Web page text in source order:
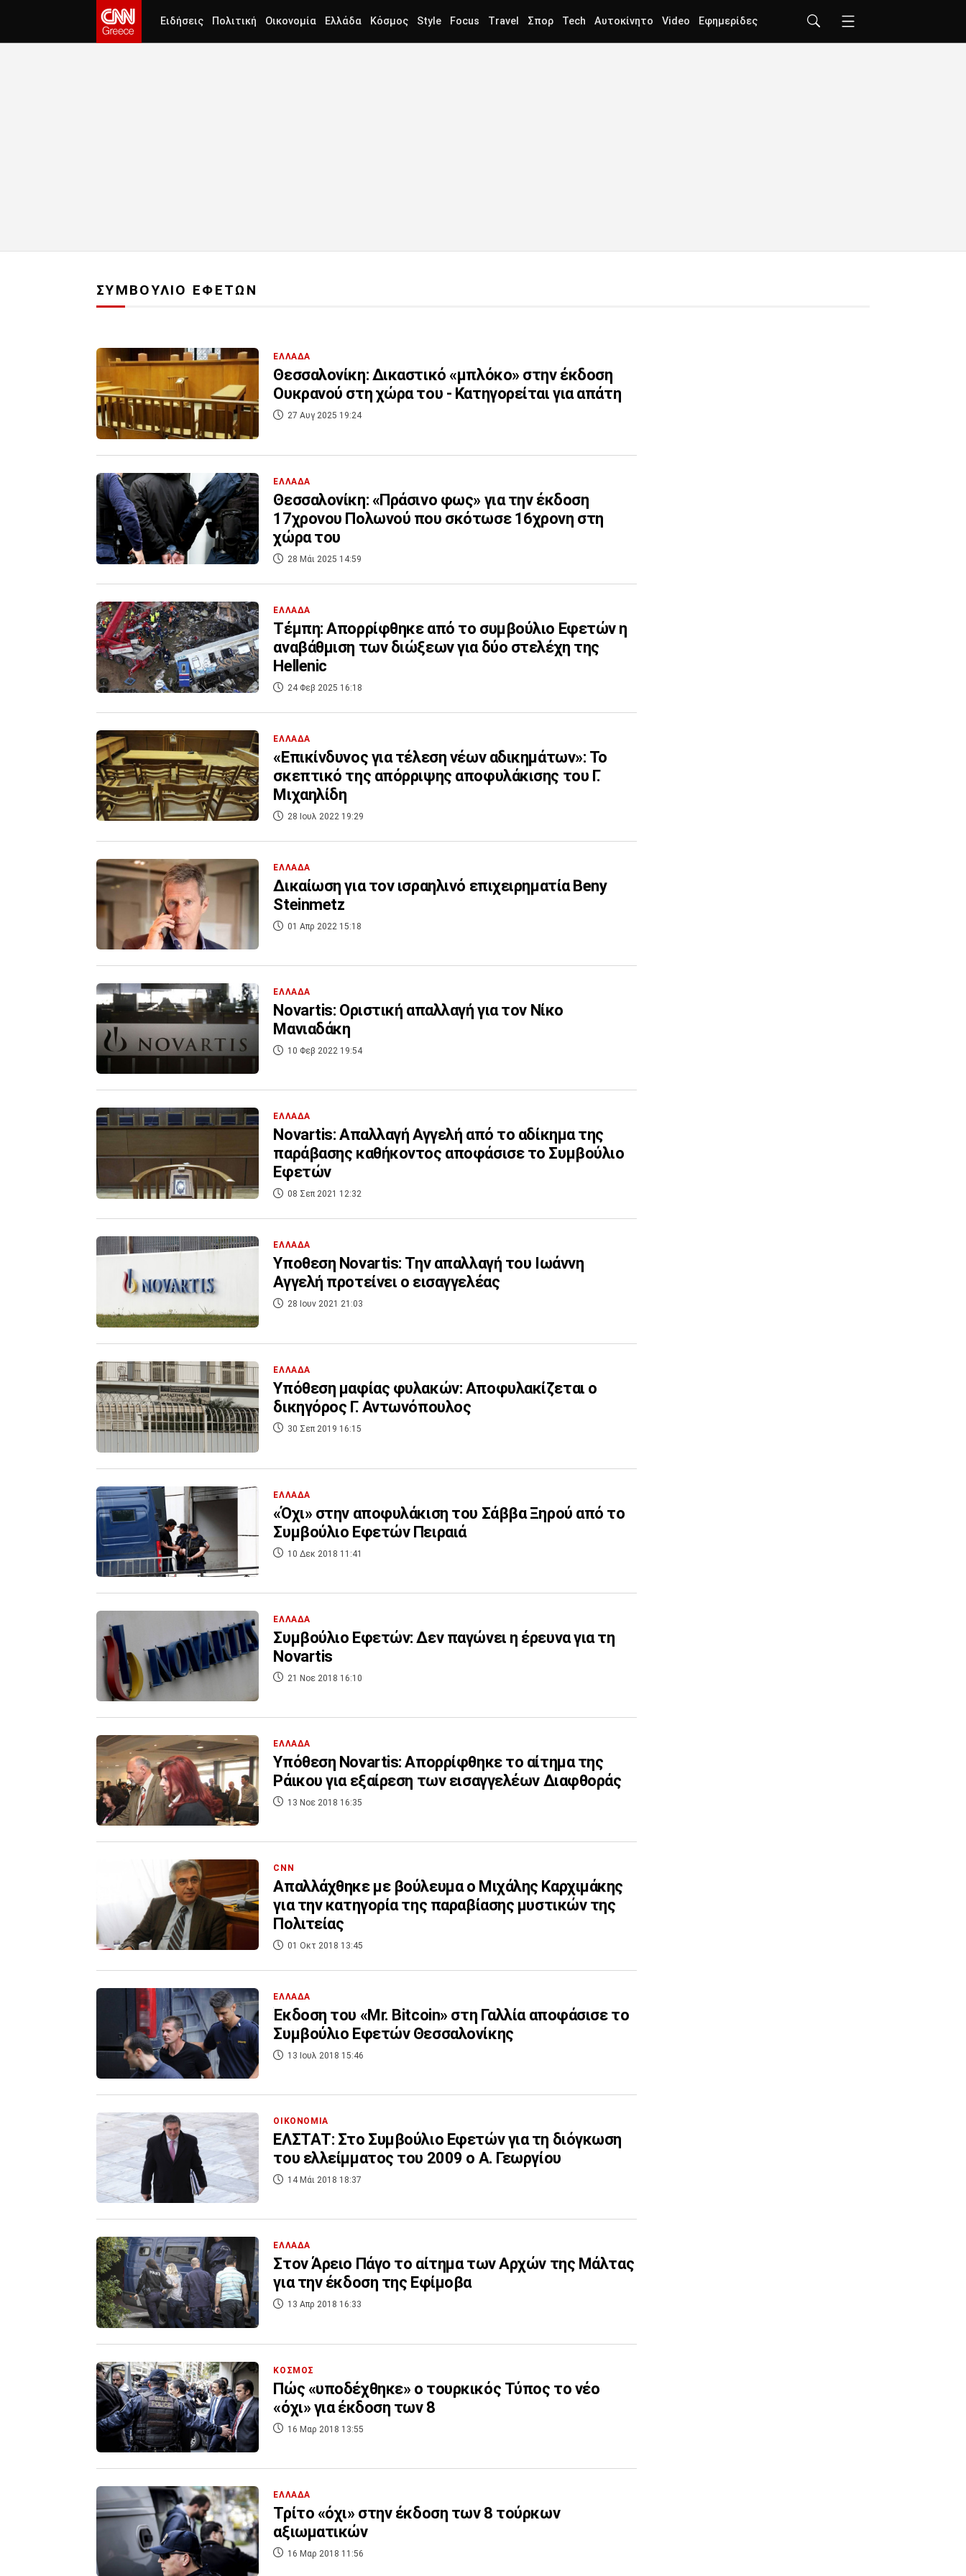
Ειδήσεις Πολιτική Οικονομία Ελλάδα Κόσμος Style Focus Travel Σπορ Tech Αυτοκίνητο Video Εφημερίδες
ΣΥΜΒΟΥΛΙΟ ΕΦΕΤΩΝ
ΕΛΛΑΔΑ
Θεσσαλονίκη: Δικαστικό «μπλόκο» στην έκδοση
Ουκρανού στη χώρα του - Κατηγορείται για απάτη
27 Αυγ 2025 19:24
ΕΛΛΑΔΑ
Θεσσαλονίκη: «Πράσινο φως» για την έκδοση
17χρονου Πολωνού που σκότωσε 16χρονη στη
χώρα του
28 Μάι 2025 14:59
ΕΛΛΑΔΑ
Τέμπη: Απορρίφθηκε από το συμβούλιο Εφετών η
αναβάθμιση των διώξεων για δύο στελέχη της
Hellenic
24 Φεβ 2025 16:18
ΕΛΛΑΔΑ
«Επικίνδυνος για τέλεση νέων αδικημάτων»: Το
σκεπτικό της απόρριψης αποφυλάκισης του Γ.
Μιχαηλίδη
28 Ιουλ 2022 19:29
ΕΛΛΑΔΑ
Δικαίωση για τον ισραηλινό επιχειρηματία Beny
Steinmetz
01 Απρ 2022 15:18
ΕΛΛΑΔΑ
Novartis: Οριστική απαλλαγή για τον Νίκο
Μανιαδάκη
10 Φεβ 2022 19:54
ΕΛΛΑΔΑ
Novartis: Απαλλαγή Αγγελή από το αδίκημα της
παράβασης καθήκοντος αποφάσισε το Συμβούλιο
Εφετών
08 Σεπ 2021 12:32
ΕΛΛΑΔΑ
Υποθεση Novartis: Την απαλλαγή του Ιωάννη
Αγγελή προτείνει ο εισαγγελέας
28 Ιουν 2021 21:03
ΕΛΛΑΔΑ
Υπόθεση μαφίας φυλακών: Αποφυλακίζεται ο
δικηγόρος Γ. Αντωνόπουλος
30 Σεπ 2019 16:15
ΕΛΛΑΔΑ
«Όχι» στην αποφυλάκιση του Σάββα Ξηρού από το
Συμβούλιο Εφετών Πειραιά
10 Δεκ 2018 11:41
ΕΛΛΑΔΑ
Συμβούλιο Εφετών: Δεν παγώνει η έρευνα για τη
Novartis
21 Νοε 2018 16:10
ΕΛΛΑΔΑ
Υπόθεση Novartis: Απορρίφθηκε το αίτημα της
Ράικου για εξαίρεση των εισαγγελέων Διαφθοράς
13 Νοε 2018 16:35
CNN
Απαλλάχθηκε με βούλευμα ο Μιχάλης Καρχιμάκης
για την κατηγορία της παραβίασης μυστικών της
Πολιτείας
01 Οκτ 2018 13:45
ΕΛΛΑΔΑ
Έκδοση του «Mr. Bitcoin» στη Γαλλία αποφάσισε το
Συμβούλιο Εφετών Θεσσαλονίκης
13 Ιουλ 2018 15:46
ΟΙΚΟΝΟΜΙΑ
ΕΛΣΤΑΤ: Στο Συμβούλιο Εφετών για τη διόγκωση
του ελλείμματος του 2009 ο Α. Γεωργίου
14 Μάι 2018 18:37
ΕΛΛΑΔΑ
Στον Άρειο Πάγο το αίτημα των Αρχών της Μάλτας
για την έκδοση της Εφίμοβα
13 Απρ 2018 16:33
ΚΟΣΜΟΣ
Πώς «υποδέχθηκε» ο τουρκικός Τύπος το νέο
«όχι» για έκδοση των 8
16 Μαρ 2018 13:55
ΕΛΛΑΔΑ
Τρίτο «όχι» στην έκδοση των 8 τούρκων
αξιωματικών
16 Μαρ 2018 11:56